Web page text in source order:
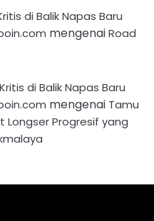
di Balik Napas Baru
mengenaiRoad
di Balik Napas Baru
mengenai Tamu
Longser Progresif yang